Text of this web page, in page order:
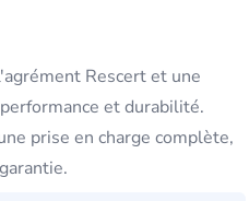
Rescert et une
et durabilité.
prise en charge complète,